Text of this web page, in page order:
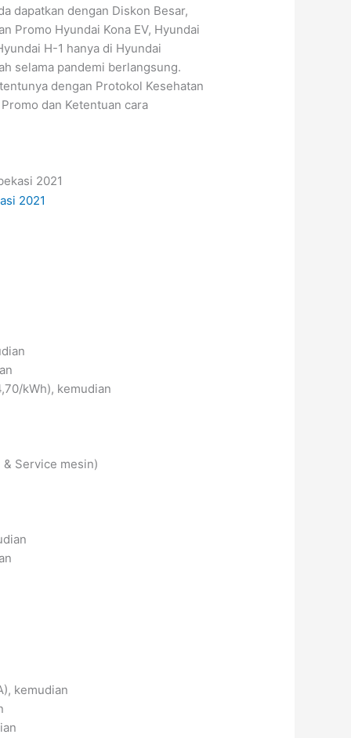
dapatkan dengan Diskon Besar,
Promo Hyundai Kona EV, Hyundai
H-1 hanya di Hyundai
selama pandemi berlangsung.
dengan Protokol Kesehatan
dan Ketentuan cara
kWh), kemudian
Service mesin)
kemudian